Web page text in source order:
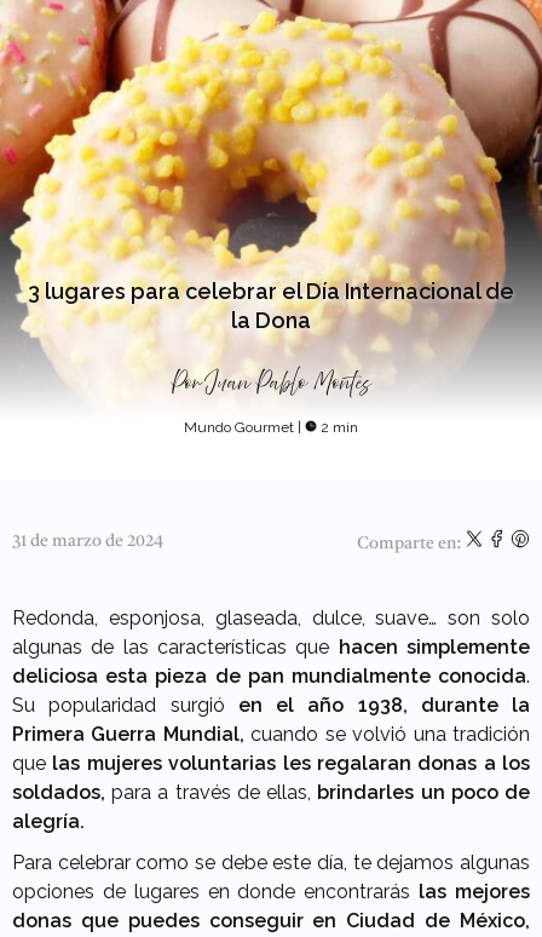
3 lugares para celebrar el Día Internacional de
la Dona
PorJuan Pablo Montes
Mundo Gourmet 2 min
31 de marzo de 2024 Comparte en:
Redonda, esponjosa, glaseada, dulce, suave… son solo
algunas de las características que hacen simplemente
deliciosa esta pieza de pan mundialmente conocida.
Su popularidad surgió en el año 1938, durante la
Primera Guerra Mundial, cuando se volvió una tradición
que las mujeres voluntarias les regalaran donas a los
soldados, para a través de ellas, brindarles un poco de
alegría.
Para celebrar como se debe este día, te dejamos algunas
opciones de lugares en donde encontrarás las mejores
donas que puedes conseguir en Ciudad de México,